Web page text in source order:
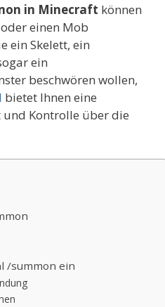
in Minecraft können
einen Mob
ein Skelett, ein
ein
beschwören wollen,
bietet Ihnen eine
Kontrolle über die
/summon ein